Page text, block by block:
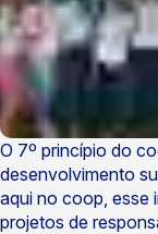
O 7º princípio do
desenvolvimento
aqui no coop, esse
projetos de